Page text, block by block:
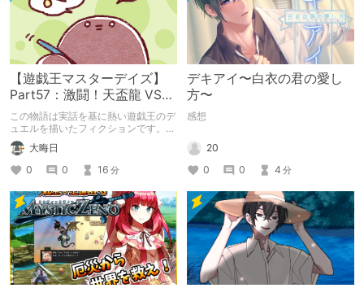
【遊戯王マスターデイズ】
Part57：激闘！天盃龍 VS
千年D【架空デュエル】
この物語は実話を基に熱い遊戯王のデ
ュエルを描いたフィクションです。
（自分用メモ：2025-05-14）
大晦日
0
0 16 分
デキアイ〜白衣の君の愛し
方〜
感想
20
0
0 4 分